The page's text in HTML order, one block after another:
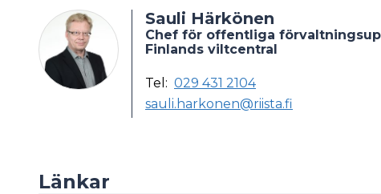
Sauli Härkönen
Chef för offentliga
Finlands viltcentral
Tel: 029 431 2104
sauli.harkonen@riista.fi
Länkar